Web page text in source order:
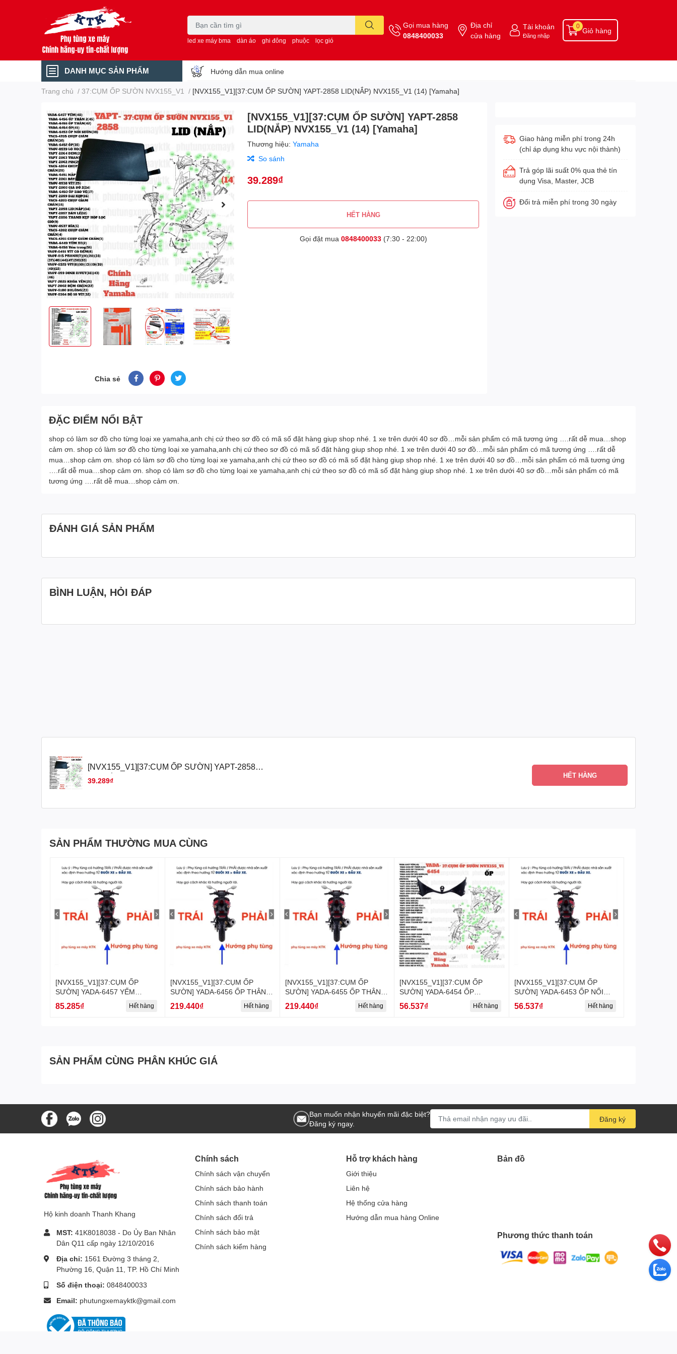
led xe máy bma dàn áo ghi đông phuộc lọc gió
Gọi mua hàng
0848400033
Địa chỉ
cửa hàng
Tài khoản
Đăng nhập
Giỏ hàng
0
DANH MỤC SẢN PHẨM Hướng dẫn mua online
Trang chủ / 37:CỤM ỐP SƯỜN NVX155_V1 / [NVX155_V1][37:CỤM ỐP SƯỜN] YAPT-2858 LID(NẮP) NVX155_V1 (14) [Yamaha]
Chia sẻ
[NVX155_V1][37:CỤM ỐP SƯỜN] YAPT-2858
LID(NẮP) NVX155_V1 (14) [Yamaha]
Thương hiệu:Yamaha
So sánh
39.289₫
HẾT HÀNG
Gọi đặt mua 0848400033(7:30 - 22:00)
Giao hàng miễn phí trong 24h
(chỉ áp dụng khu vực nội thành)
Trả góp lãi suất 0% qua thẻ tín
dụng Visa, Master, JCB
Đổi trả miễn phí trong 30 ngày
ĐẶC ĐIỂM NỔI BẬT
shop có làm sơ đồ cho từng loại xe yamaha,anh chị cứ theo sơ đồ có mã số đặt hàng giup shop nhé. 1 xe trên dưới 40 sơ đồ…mỗi sản phẩm có mã tương ứng ….rất dễ mua…shop
cảm ơn. shop có làm sơ đồ cho từng loại xe yamaha,anh chị cứ theo sơ đồ có mã số đặt hàng giup shop nhé. 1 xe trên dưới 40 sơ đồ…mỗi sản phẩm có mã tương ứng ….rất dễ
mua…shop cảm ơn. shop có làm sơ đồ cho từng loại xe yamaha,anh chị cứ theo sơ đồ có mã số đặt hàng giup shop nhé. 1 xe trên dưới 40 sơ đồ…mỗi sản phẩm có mã tương ứng
….rất dễ mua…shop cảm ơn. shop có làm sơ đồ cho từng loại xe yamaha,anh chị cứ theo sơ đồ có mã số đặt hàng giup shop nhé. 1 xe trên dưới 40 sơ đồ…mỗi sản phẩm có mã
tương ứng ….rất dễ mua…shop cảm ơn.
ĐÁNH GIÁ SẢN PHẨM
BÌNH LUẬN, HỎI ĐÁP
[NVX155_V1][37:CỤM ỐP SƯỜN] YAPT-2858
LID(NẮP) NVX155_V1 (14) [Yamaha]
39.289₫
HẾT HÀNG
SẢN PHẨM THƯỜNG MUA CÙNG
[NVX155_V1][37:CỤM ỐP
SƯỜN] YADA-6457 YẾM
NVX155_V1 (48) [Yamaha]
85.285₫ Hết hàng
[NVX155_V1][37:CỤM ỐP
SƯỜN] YADA-6456 ỐP THÂN 2
NVX155_V1 (45) [Yamaha]
219.440₫ Hết hàng
[NVX155_V1][37:CỤM ỐP
SƯỜN] YADA-6455 ỐP THÂN
NVX155_V1 (42) [Yamaha]
219.440₫ Hết hàng
[NVX155_V1][37:CỤM ỐP
SƯỜN] YADA-6454 ỐP
NVX155_V1 (41) [Yamaha]
56.537₫ Hết hàng
[NVX155_V1][37:CỤM ỐP
SƯỜN] YADA-6453 ỐP NỐI
SƯỜN NVX155_V1 (38)
[Yamaha]
56.537₫ Hết hàng
SẢN PHẨM CÙNG PHÂN KHÚC GIÁ
Bạn muốn nhận khuyến mãi đặc biệt?
Đăng ký ngay.
Đăng ký
Hộ kinh doanh Thanh Khang
MST: 41K8018038 - Do Ủy Ban Nhân
Dân Q11 cấp ngày 12/10/2016
Địa chỉ: 1561 Đường 3 tháng 2,
Phường 16, Quận 11, TP. Hồ Chí Minh
Số điện thoại: 0848400033
Email: phutungxemayktk@gmail.com
Chính sách
Chính sách vận chuyển
Chính sách bảo hành
Chính sách thanh toán
Chính sách đổi trả
Chính sách bảo mật
Chính sách kiểm hàng
Hỗ trợ khách hàng
Giới thiệu
Liên hệ
Hệ thống cửa hàng
Hướng dẫn mua hàng Online
Bản đồ
Phương thức thanh toán